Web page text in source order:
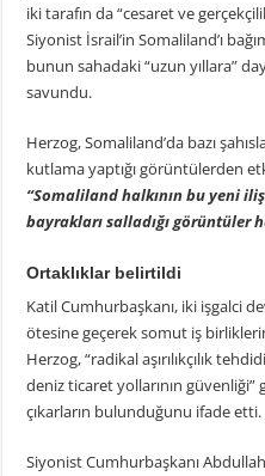
iki tarafın da “cesaret ve
Siyonist İsrail’in Somaliland’ı
bunun sahadaki “uzun yıllara”
savundu.
Herzog, Somaliland’da bazı
kutlama yaptığı görüntülerden
“Somaliland halkının bu yeni
bayrakları salladığı görüntüler
Ortaklıklar belirtildi
Katil Cumhurbaşkanı, iki işgalci
ötesine geçerek somut iş
Herzog, “radikal aşırılıkçılık
deniz ticaret yollarının
çıkarların bulunduğunu ifade etti.
Siyonist Cumhurbaşkanı